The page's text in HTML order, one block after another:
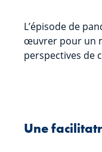
L’épisode de
œuvrer pour un
perspectives de
Une